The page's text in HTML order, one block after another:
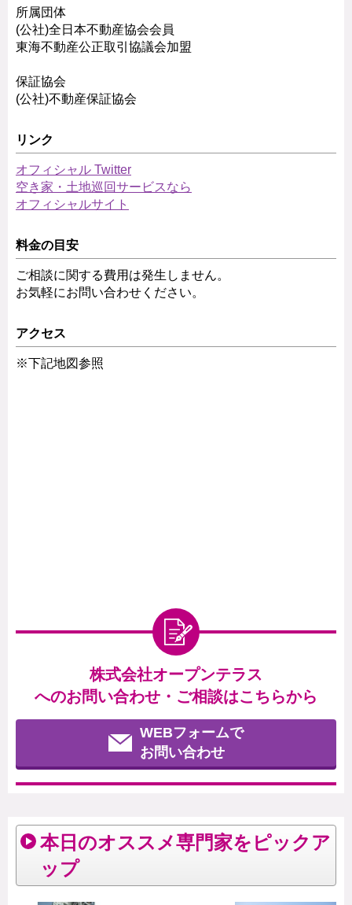
所属団体
(公社)全日本不動産協会会員
東海不動産公正取引協議会加盟
保証協会
(公社)不動産保証協会
リンク
オフィシャル Twitter
空き家・土地巡回サービスなら
オフィシャルサイト
料金の目安
ご相談に関する費用は発生しません。
お気軽にお問い合わせください。
アクセス
※下記地図参照
株式会社オープンテラス
へのお問い合わせ・ご相談はこちらから
WEBフォームで
お問い合わせ
本日のオススメ専門家をピックア
ップ